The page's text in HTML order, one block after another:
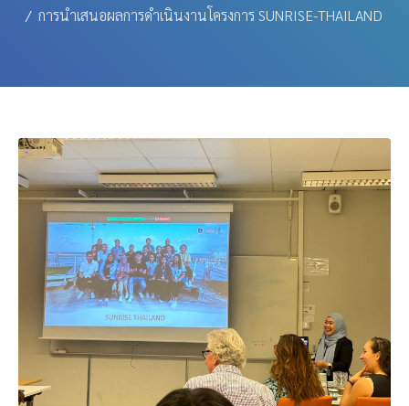
การนำเสนอผลการดำเนินงานโครงการ SUNRISE-THAILAND